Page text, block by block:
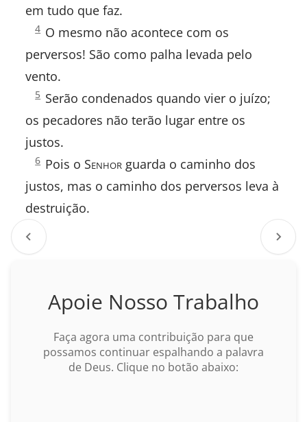
Números
Deuteronômio
Josué
Juízes
Rute
I Samuel
II Samuel
I Reis
I Crônicas
II Crônicas
em tudo que faz.
Salmos
4 O mesmo não acontece com os
perversos! São como palha levada pelo
vento.
Salmos
5 Serão condenados quando vier o juízo;
os pecadores não terão lugar entre os
justos.
Salmos
6 Pois o Senhorguarda o caminho dos
justos, mas o caminho dos perversos leva à
destruição.
Apoie Nosso Trabalho
Faça agora uma contribuição para que
possamos continuar espalhando a palavra
de Deus. Clique no botão abaixo: